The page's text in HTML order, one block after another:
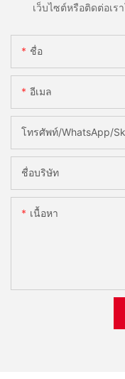
เว็บไซต์หรือติดต่อเ
ชื่อ
อีเมล
โทรศัพท์/WhatsApp/
ชื่อบริษัท
เนื้อหา